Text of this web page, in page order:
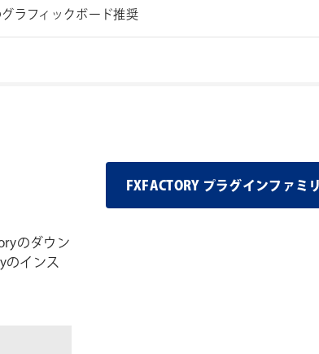
ラフィックボード推奨
のダウン
のインス
FXFACTORY プラグインファ